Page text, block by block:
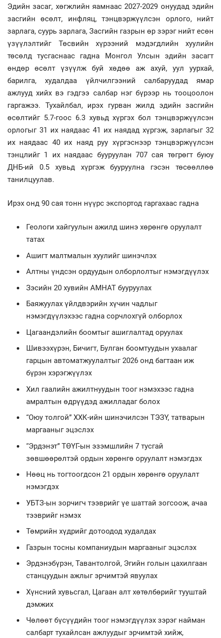
Эдийн засаг, хөгжлийн яамнаас 2027-2029 онуудад эдийн
засгийн өсөлт, инфляц, тэнцвэржүүлсэн орлого, нийт
зарлага, суурь зарлага, Засгийн газрын өр зэрэг нийт есөн
үзүүлэлтийг Төсвийн хүрээний мэдэгдлийн хуулийн
төсөлд тусгаснаас гадна Монгол Улсын эдийн засагт
өндөр өсөлт үзүүлж буй хөдөө аж ахуй, уул уурхай,
барилга, худалдаа үйлчилгээний салбаруудад ямар
ажлууд хийх вэ гэдгээ салбар нэг бүрээр нь тооцоолон
гаргажээ. Тухайлбал, ирэх гурван жилд эдийн засгийн
өсөлтийг 5.7-гоос 6.3 хувьд хүргэх бол тэнцвэржүүлсэн
орлогыг 31 их наядаас 41 их наядад хүргэж, зарлагыг 32
их наядаас 40 их наяд руу хүргэснээр тэнцвэржүүлсэн
тэнцлийг 1 их наядаас бууруулан 707 сая төгрөгт буюу
ДНБ-ий 0.5 хувьд хүргэж бууруулна гэсэн төсөөллөө
танилцуулав.
Ирэх онд 90 сая тонн нүүрс экспортод гаргахаас гадна
Геологи хайгуулын ажилд шинэ хөрөнгө оруулалт
татах
Ашигт малтмалын хуулийг шинэчлэх
Алтны үндсэн ордуудын олборлолтыг нэмэгдүүлэх
Зэсийн 20 хувийн АМНАТ бууруулах
Баяжуулах үйлдвэрийн хүчин чадлыг
нэмэгдүүлэхээс гадна сорчлохгүй олборлох
Цагаандэлийн боомтыг ашиглалтад оруулах
Шивээхүрэн, Бичигт, Булган боомтуудын ухаалаг
гарцын автоматжуулалтыг 2026 онд багтаан иж
бүрэн хэрэгжүүлэх
Хил гаалийн ажилтнуудын тоог нэмэхээс гадна
амралтын өдрүүдэд ажилладаг болох
“Оюу толгой” ХХК-ийн шинэчилсэн ТЭЗҮ, татварын
маргааныг эцэслэх
“Эрдэнэт” ТӨҮГ-ын эзэмшлийн 7 тусгай
зөвшөөрөлтэй ордын хөрөнгө оруулалт нэмэгдэх
Нөөц нь тогтоогдсон 21 ордын хөрөнгө оруулалт
нэмэгдэх
УБТЗ-ын зорчигч тээврийг үе шаттай зогсоож, ачаа
тээврийг нэмэх
Төмрийн хүдрийг дотоодод худалдах
Газрын тосны компаниудын маргааныг эцэслэх
Эрдэнэбүрэн, Тавантолгой, Эгийн голын цахилгаан
станцуудын ажлыг эрчимтэй явуулах
Хүнсний хувьсгал, Цагаан алт хөтөлбөрийг тууштай
дэмжих
Чөлөөт бүсүүдийн тоог нэмэгдүүлэх зэрэг найман
салбарт тухайлсан ажлуудыг эрчимтэй хийж,